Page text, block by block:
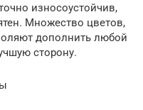
износоустойчив,
Множество цветов,
дополнить любой
сторону.